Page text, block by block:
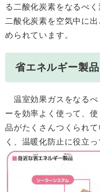
る二酸化炭素をなるべ
二酸化炭素を空気中に
められています。
省エネルギー製品
温室効果ガスをなるべ
ーを効率よく使って、
品がたくさんつくられ
く、温暖化防止に役立っ